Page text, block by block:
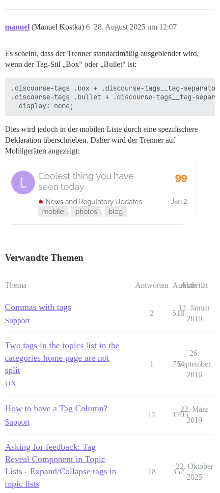
manuel (Manuel Kostka) 28. August 2025 um 12:07
6
Es scheint, dass der Trenner standardmäßig ausgeblendet wird,
wenn der Tag-Stil „Box“ oder „Bullet“ ist:
.discourse-tags .box + .discourse-tags__tag-
.discourse-tags .bullet + .discourse-tags__tag-
Dies wird jedoch in der mobilen Liste durch eine spezifischere
Deklaration überschrieben. Daher wird der Trenner auf
Mobilgeräten angezeigt:
Verwandte Themen
Thema Antworten Aufrufe
Aktivität
Commas with tags
Support
2 518
12. Januar
2019
Two tags in the topics list in the
categories home page are not
split
UX
1 754
26.
September
2016
How to have a Tag Column?
Support
17 1705
22. März
2019
Asking for feedback: Tag
Reveal Component in Topic
Lists - Expand/Collapse tags in
topic lists
18 352
22. Oktober
2025